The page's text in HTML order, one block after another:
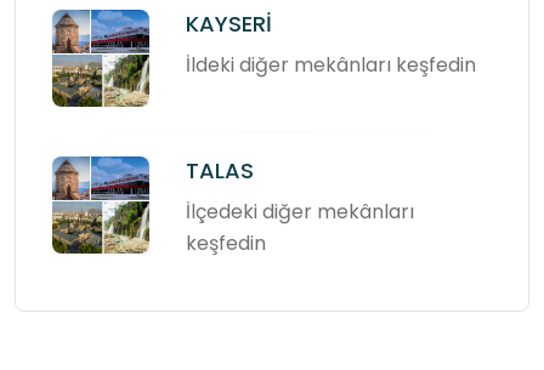
KAYSERİ
İldeki diğer mekânları keşfedin
TALAS
İlçedeki diğer mekânları
keşfedin